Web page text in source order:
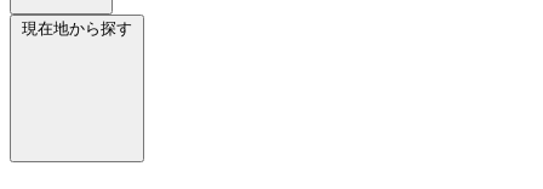
現在地から探す